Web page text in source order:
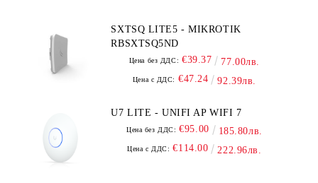
SXTSQ LITE5 - MIKROTIK
RBSXTSQ5ND
Цена без ДДС: €39.37 77.00лв.
Цена с ДДС: €47.24 92.39лв.
U7 LITE - UNIFI AP WIFI 7
Цена без ДДС: €95.00 185.80лв.
Цена с ДДС: €114.00 222.96лв.